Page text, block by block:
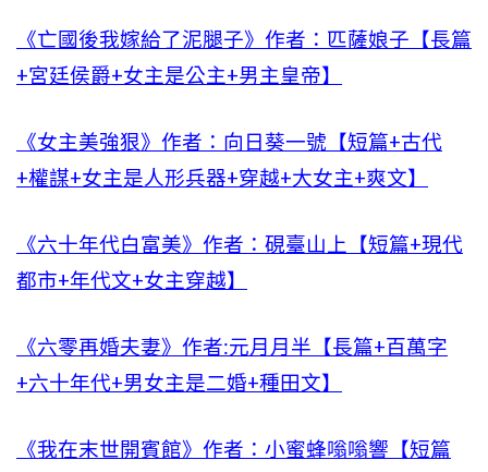
《亡國後我嫁給了泥腿子》作者：匹薩娘子【長篇
+宮廷侯爵+女主是公主+男主皇帝】
《女主美強狠》作者：向日葵一號【短篇+古代
+權謀+女主是人形兵器+穿越+大女主+爽文】
《六十年代白富美》作者：硯臺山上【短篇+現代
都市+年代文+女主穿越】
《六零再婚夫妻》作者:元月月半【長篇+百萬字
+六十年代+男女主是二婚+種田文】
《我在末世開賓館》作者：小蜜蜂嗡嗡響【短篇